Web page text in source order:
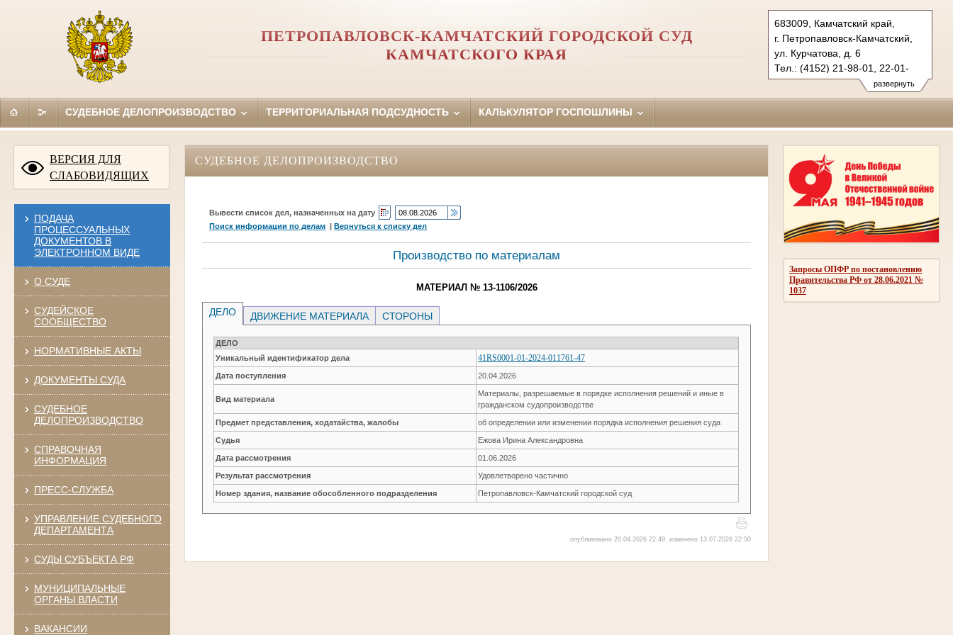
развернуть
683009, Камчатский край,
г. Петропавловск-Камчатский,
ул. Курчатова, д. 6
Тел.: (4152) 21-98-01, 22-01-
12 (ф.)
p-kamchatsky.kam@sudrf.ru
ПЕТРОПАВЛОВСК-КАМЧАТСКИЙ ГОРОДСКОЙ СУД
КАМЧАТСКОГО КРАЯ
СУДЕБНОЕ ДЕЛОПРОИЗВОДСТВО ТЕРРИТОРИАЛЬНАЯ ПОДСУДНОСТЬ КАЛЬКУЛЯТОР ГОСПОШЛИНЫ
ВЕРСИЯ ДЛЯ
СЛАБОВИДЯЩИХ
ПОДАЧА
ПРОЦЕССУАЛЬНЫХ
ДОКУМЕНТОВ В
ЭЛЕКТРОННОМ ВИДЕ
О СУДЕ
СУДЕЙСКОЕ
СООБЩЕСТВО
НОРМАТИВНЫЕ АКТЫ
ДОКУМЕНТЫ СУДА
СУДЕБНОЕ
ДЕЛОПРОИЗВОДСТВО
СПРАВОЧНАЯ
ИНФОРМАЦИЯ
ПРЕСС-СЛУЖБА
УПРАВЛЕНИЕ СУДЕБНОГО
ДЕПАРТАМЕНТА
СУДЫ СУБЪЕКТА РФ
МУНИЦИПАЛЬНЫЕ
ОРГАНЫ ВЛАСТИ
ВАКАНСИИ
Запросы ОПФР по постановлению
Правительства РФ от 28.06.2021 №
1037
СУДЕБНОЕ ДЕЛОПРОИЗВОДСТВО
Вывести список дел, назначенных на дату
Поиск информации по делам |Вернуться к списку дел
Производство по материалам
МАТЕРИАЛ № 13-1106/2026
ДЕЛО ДВИЖЕНИЕ МАТЕРИАЛА СТОРОНЫ
ДЕЛО
Уникальный идентификатор дела
41RS0001-01-2024-011761-47
Дата поступления 20.04.2026
Вид материала
Материалы, разрешаемые в порядке исполнения решений и иные в
гражданском судопроизводстве
Предмет представления, ходатайства, жалобы об определении или изменении порядка исполнения решения суда
Судья Ежова Ирина Александровна
Дата рассмотрения 01.06.2026
Результат рассмотрения Удовлетворено частично
Номер здания, название обособленного подразделения Петропавловск-Камчатский городской суд
опубликовано 20.04.2026 22:49, изменено 13.07.2026 22:50